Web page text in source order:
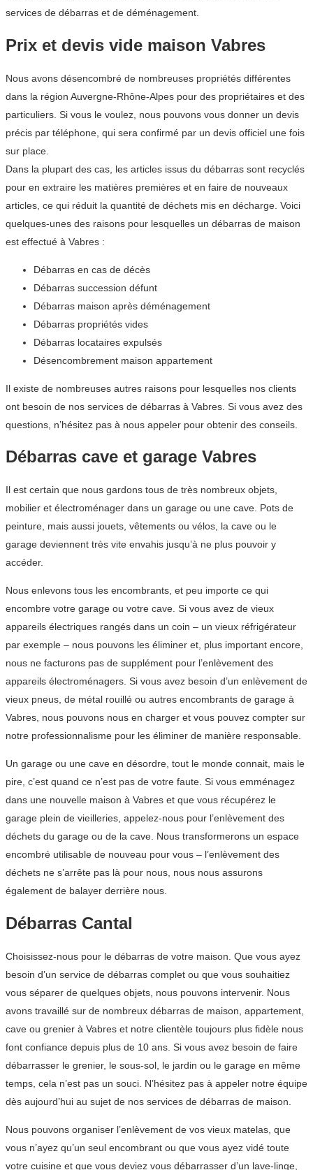
services de débarras et de déménagement.
Prix et devis vide maison Vabres
Nous avons désencombré de nombreuses propriétés différentes
dans la région Auvergne-Rhône-Alpes pour des propriétaires et des
particuliers. Si vous le voulez, nous pouvons vous donner un devis
précis par téléphone, qui sera confirmé par un devis officiel une fois
sur place.
Dans la plupart des cas, les articles issus du débarras sont recyclés
pour en extraire les matières premières et en faire de nouveaux
articles, ce qui réduit la quantité de déchets mis en décharge. Voici
quelques-unes des raisons pour lesquelles un débarras de maison
est effectué à Vabres :
Débarras en cas de décès
Débarras succession défunt
Débarras maison après déménagement
Débarras propriétés vides
Débarras locataires expulsés
Désencombrement maison appartement
Il existe de nombreuses autres raisons pour lesquelles nos clients
ont besoin de nos services de débarras à Vabres. Si vous avez des
questions, n’hésitez pas à nous appeler pour obtenir des conseils.
Débarras cave et garage Vabres
Il est certain que nous gardons tous de très nombreux objets,
mobilier et électroménager dans un garage ou une cave. Pots de
peinture, mais aussi jouets, vêtements ou vélos, la cave ou le
garage deviennent très vite envahis jusqu’à ne plus pouvoir y
accéder.
Nous enlevons tous les encombrants, et peu importe ce qui
encombre votre garage ou votre cave. Si vous avez de vieux
appareils électriques rangés dans un coin – un vieux réfrigérateur
par exemple – nous pouvons les éliminer et, plus important encore,
nous ne facturons pas de supplément pour l’enlèvement des
appareils électroménagers. Si vous avez besoin d’un enlèvement de
vieux pneus, de métal rouillé ou autres encombrants de garage à
Vabres, nous pouvons nous en charger et vous pouvez compter sur
notre professionnalisme pour les éliminer de manière responsable.
Un garage ou une cave en désordre, tout le monde connait, mais le
pire, c’est quand ce n’est pas de votre faute. Si vous emménagez
dans une nouvelle maison à Vabres et que vous récupérez le
garage plein de vieilleries, appelez-nous pour l’enlèvement des
déchets du garage ou de la cave. Nous transformerons un espace
encombré utilisable de nouveau pour vous – l’enlèvement des
déchets ne s’arrête pas là pour nous, nous nous assurons
également de balayer derrière nous.
Débarras Cantal
Choisissez-nous pour le débarras de votre maison. Que vous ayez
besoin d’un service de débarras complet ou que vous souhaitiez
vous séparer de quelques objets, nous pouvons intervenir. Nous
avons travaillé sur de nombreux débarras de maison, appartement,
cave ou grenier à Vabres et notre clientèle toujours plus fidèle nous
font confiance depuis plus de 10 ans. Si vous avez besoin de faire
débarrasser le grenier, le sous-sol, le jardin ou le garage en même
temps, cela n’est pas un souci. N’hésitez pas à appeler notre équipe
dès aujourd’hui au sujet de nos services de débarras de maison.
Nous pouvons organiser l’enlèvement de vos vieux matelas, que
vous n’ayez qu’un seul encombrant ou que vous ayez vidé toute
votre cuisine et que vous deviez vous débarrasser d’un lave-linge,